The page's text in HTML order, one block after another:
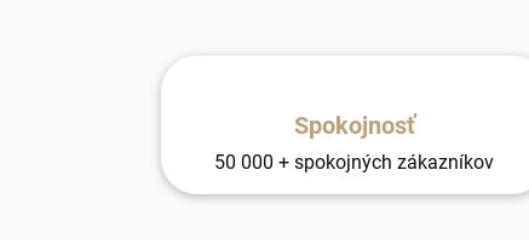
Spokojnosť
50 000 + spokojných zákazníkov